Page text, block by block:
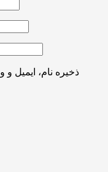
ذخیره نام، ایمیل